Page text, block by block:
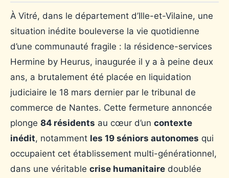
À Vitré, dans le département d’Ille-et-Vilaine, une
situation inédite bouleverse la vie quotidienne
d’une communauté fragile : la résidence-services
Hermine by Heurus, inaugurée il y a à peine deux
ans, a brutalement été placée en liquidation
judiciaire le 18 mars dernier par le tribunal de
commerce de Nantes. Cette fermeture annoncée
plonge 84 résidents au cœur d’un contexte
inédit, notamment les 19 séniors autonomes qui
occupaient cet établissement multi-générationnel,
dans une véritable crise humanitaire doublée